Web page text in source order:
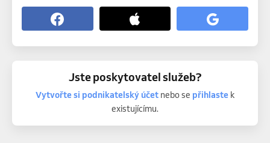
Jste poskytovatel služeb?
Vytvořte si podnikatelský účetnebo se přihlastek
existujícímu.